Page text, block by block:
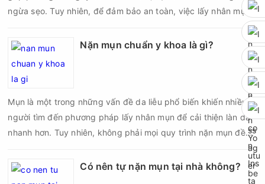
ngừa sẹo. Tuy nhiên, để đảm bảo an toàn, việc lấy nhân mụn
cần được thực hiện theo đúng quy trình chuẩn y khoa với đầy
đủ các bước vô khuẩn và chăm sóc sau điều trị.
Nặn mụn chuẩn y khoa là gì?
Mụn là một trong những vấn đề da liễu phổ biến khiến nhiều
người tìm đến phương pháp lấy nhân mụn để cải thiện làn da
nhanh hơn. Tuy nhiên, không phải mọi quy trình nặn mụn đều
an toàn và mang lại hiệu quả như mong muốn. Nếu thực hiện
sai kỹ thuật hoặc lấy nhân mụn không đúng thời điểm, làn da
có thể đối mặt với nguy cơ viêm nhiễm, thâm sau mụn và thậm
Có nên tự nặn mụn tại nhà không?